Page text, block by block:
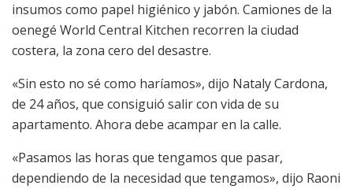
insumos como papel higiénico y jabón. Camiones de la
oenegé World Central Kitchen recorren la ciudad
costera, la zona cero del desastre.
«Sin esto no sé como haríamos», dijo Nataly Cardona,
de 24 años, que consiguió salir con vida de su
apartamento. Ahora debe acampar en la calle.
«Pasamos las horas que tengamos que pasar,
dependiendo de la necesidad que tengamos», dijo Raoni